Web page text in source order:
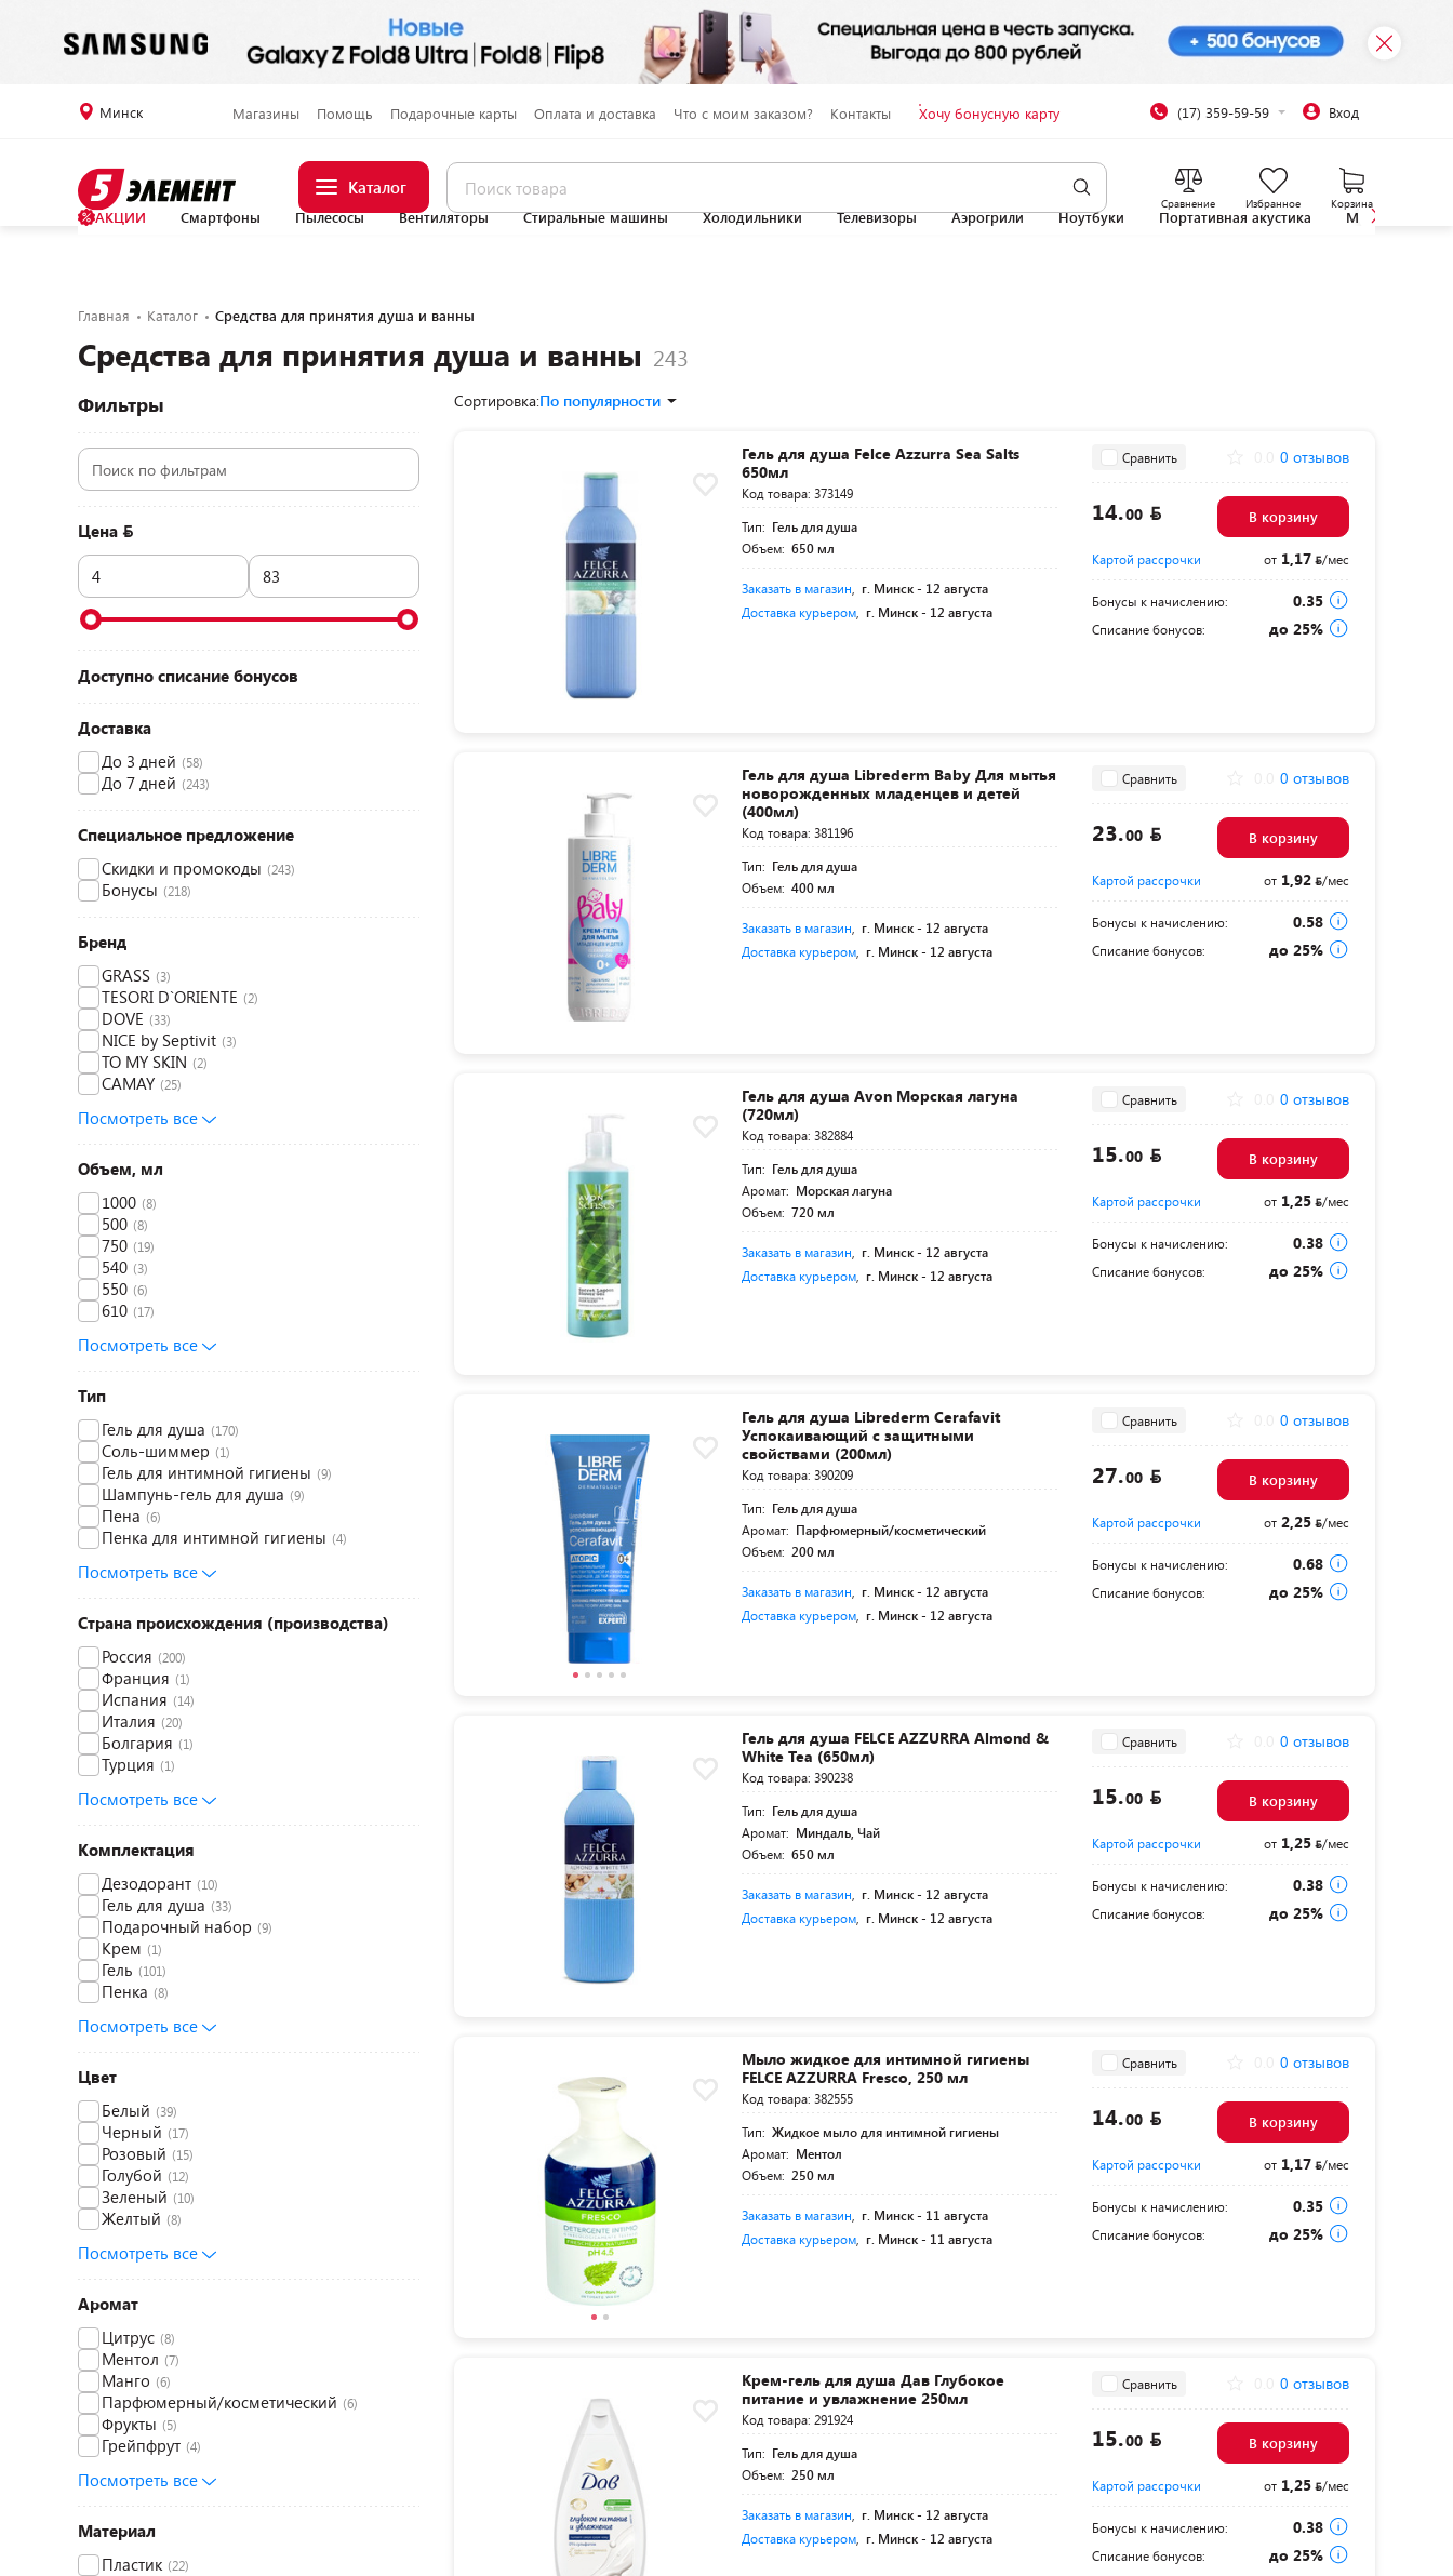
Минск Магазины Помощь Подарочные карты Оплата и доставка Что с моим заказом? Контакты Хочу бонусную карту (17) 359-59-59 Вход
Каталог
Сравнение Избранное Корзина
АКЦИИ Смартфоны Пылесосы Вентиляторы Стиральные машины Холодильники Телевизоры Аэрогрили Ноутбуки Портативная акустика
Главная Каталог Средства для принятия душа и ванны
Средства для принятия душа и ванны
Фильтры
Цена
Доступно списание бонусов
Доставка
До 3 дней (58)
До 7 дней (243)
Специальное предложение
Скидки и промокоды (243)
Бонусы (218)
Бренд
GRASS (3)
TESORI D`ORIENTE (2)
DOVE (33)
NICE by Septivit (3)
TO MY SKIN (2)
CAMAY (25)
Посмотреть все
Объем, мл
1000 (8)
500 (8)
750 (19)
540 (3)
550 (6)
610 (17)
Посмотреть все
Тип
Гель для душа (170)
Соль-шиммер (1)
Гель для интимной гигиены (9)
Шампунь-гель для душа (9)
Пена (6)
Пенка для интимной гигиены (4)
Посмотреть все
Страна происхождения (производства)
Россия (200)
Франция (1)
Испания (14)
Италия (20)
Болгария (1)
Турция (1)
Посмотреть все
Комплектация
Дезодорант (10)
Гель для душа (33)
Подарочный набор (9)
Крем (1)
Гель (101)
Пенка (8)
Посмотреть все
Цвет
Белый (39)
Черный (17)
Розовый (15)
Голубой (12)
Зеленый (10)
Желтый (8)
Посмотреть все
Аромат
Цитрус (8)
Ментол (7)
Манго (6)
Парфюмерный/косметический (6)
Фрукты (5)
Грейпфрут (4)
Посмотреть все
Материал
Пластик (22)
Сортировка:По популярности
Гель для душа Felce Azzurra Sea Salts
650мл
Код товара: 373149
Тип: Гель для душа
Объем: 650 мл
Заказать в магазин г. Минск - 12 августа
Доставка курьером г. Минск - 12 августа
Сравнить 0 отзывов
14.00 В корзину
Картой рассрочки от1,17 /мес
Бонусы к начислению: 0.35
Списание бонусов: до 25%
Гель для душа Librederm Baby Для мытья
новорожденных младенцев и детей
(400мл)
Код товара: 381196
Тип: Гель для душа
Объем: 400 мл
Заказать в магазин г. Минск - 12 августа
Доставка курьером г. Минск - 12 августа
Сравнить 0 отзывов
23.00 В корзину
Картой рассрочки от1,92 /мес
Бонусы к начислению: 0.58
Списание бонусов: до 25%
Гель для душа Avon Морская лагуна
(720мл)
Код товара: 382884
Тип: Гель для душа
Аромат: Морская лагуна
Объем: 720 мл
Заказать в магазин г. Минск - 12 августа
Доставка курьером г. Минск - 12 августа
Сравнить 0 отзывов
15.00 В корзину
Картой рассрочки от1,25 /мес
Бонусы к начислению: 0.38
Списание бонусов: до 25%
Гель для душа Librederm Cerafavit
Успокаивающий с защитными
свойствами (200мл)
Код товара: 390209
Тип: Гель для душа
Аромат: Парфюмерный/косметический
Объем: 200 мл
Заказать в магазин г. Минск - 12 августа
Доставка курьером г. Минск - 12 августа
Сравнить 0 отзывов
27.00 В корзину
Картой рассрочки от2,25 /мес
Бонусы к начислению: 0.68
Списание бонусов: до 25%
Гель для душа FELCE AZZURRA Almond &
White Tea (650мл)
Код товара: 390238
Тип: Гель для душа
Аромат: Миндаль, Чай
Объем: 650 мл
Заказать в магазин г. Минск - 12 августа
Доставка курьером г. Минск - 12 августа
Сравнить 0 отзывов
15.00 В корзину
Картой рассрочки от1,25 /мес
Бонусы к начислению: 0.38
Списание бонусов: до 25%
Мыло жидкое для интимной гигиены
FELCE AZZURRA Fresco, 250 мл
Код товара: 382555
Тип: Жидкое мыло для интимной гигиены
Аромат: Ментол
Объем: 250 мл
Заказать в магазин г. Минск - 11 августа
Доставка курьером г. Минск - 11 августа
Сравнить 0 отзывов
14.00 В корзину
Картой рассрочки от1,17 /мес
Бонусы к начислению: 0.35
Списание бонусов: до 25%
Крем-гель для душа Дав Глубокое
питание и увлажнение 250мл
Код товара: 291924
Тип: Гель для душа
Объем: 250 мл
Заказать в магазин г. Минск - 12 августа
Доставка курьером г. Минск - 12 августа
Сравнить 0 отзывов
15.00 В корзину
Картой рассрочки от1,25 /мес
Бонусы к начислению: 0.38
Списание бонусов: до 25%